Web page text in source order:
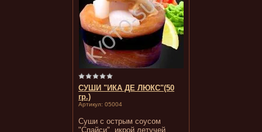
СУШИ "ИКА ДЕ ЛЮКС"(50
гр.)
Артикул: 05004
Суши с острым соусом
"Спайси", икрой летучей